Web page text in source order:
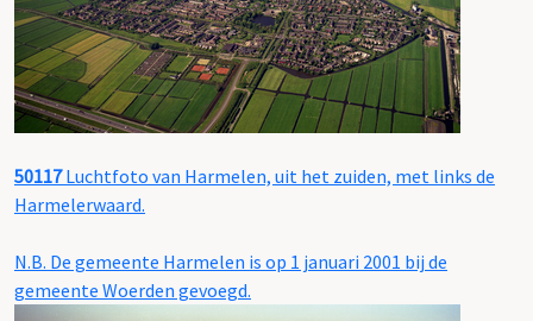
50117Luchtfoto van Harmelen, uit het zuiden, met links de
Harmelerwaard.
N.B. De gemeente Harmelen is op 1 januari 2001 bij de
gemeente Woerden gevoegd.